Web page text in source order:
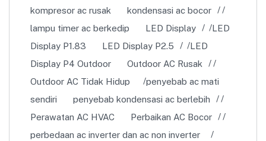
kompresor ac rusak
kondensasi ac bocor
lampu timer ac berkedip
LED Display
LED
Display P1.83
LED Display P2.5
LED
Display P4 Outdoor
Outdoor AC Rusak
Outdoor AC Tidak Hidup
penyebab ac mati
sendiri
penyebab kondensasi ac berlebih
Perawatan AC HVAC
Perbaikan AC Bocor
perbedaan ac inverter dan ac non inverter